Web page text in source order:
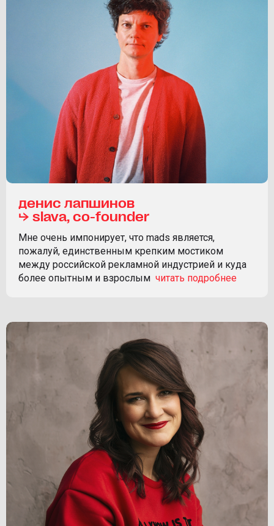
денис лапшинов
⮡ slava, co-founder
Мне очень импонирует, что mads является,
пожалуй, единственным крепким мостиком
между российской рекламной индустрией и куда
более опытным и взрослым